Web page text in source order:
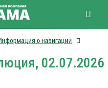
о навигации
02.07.2026